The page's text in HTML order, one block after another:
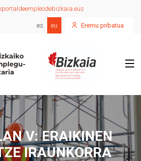
es eu Eremu pribatua
V: ERAIKINEN
IRAUNKORRA